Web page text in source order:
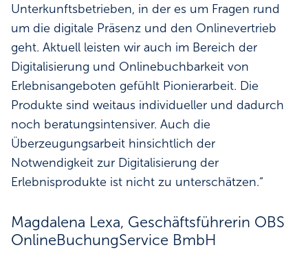
Unterkunftsbetrieben, in der es um Fragen rund
um die digitale Präsenz und den Onlinevertrieb
geht. Aktuell leisten wir auch im Bereich der
Digitalisierung und Onlinebuchbarkeit von
Erlebnisangeboten gefühlt Pionierarbeit. Die
Produkte sind weitaus individueller und dadurch
noch beratungsintensiver. Auch die
Überzeugungsarbeit hinsichtlich der
Notwendigkeit zur Digitalisierung der
Erlebnisprodukte ist nicht zu unterschätzen.“
Magdalena Lexa, Geschäftsführerin OBS
OnlineBuchungService BmbH